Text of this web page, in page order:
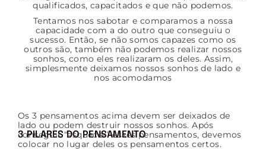
qualificados, capacitados e que não podemos.
Tentamos nos sabotar e comparamos a nossa
capacidade com a do outro que conseguiu o
sucesso. Então, se não somos capazes como os
outros são, também não podemos realizar nossos
sonhos, como eles realizaram os deles. Assim,
simplesmente deixamos nossos sonhos de lado e
nos acomodamos
3 PILARES DO PENSAMENTO
Os 3 pensamentos acima devem ser deixados de
lado ou podem destruir nossos sonhos. Após
conseguir “esquecer” esses pensamentos, devemos
colocar no lugar deles os pensamentos certos.